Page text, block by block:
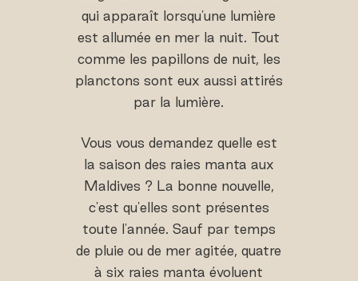
qui apparaît lorsqu'une lumière
est allumée en mer la nuit. Tout
comme les papillons de nuit, les
planctons sont eux aussi attirés
par la lumière.
Vous vous demandez quelle est
la saison des raies manta aux
Maldives ? La bonne nouvelle,
c'est qu'elles sont présentes
toute l'année. Sauf par temps
de pluie ou de mer agitée, quatre
à six raies manta évoluent